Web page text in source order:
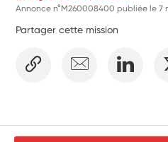
actions favorisant
Annonce n°M260008400 publiée le7
Partager cette mission